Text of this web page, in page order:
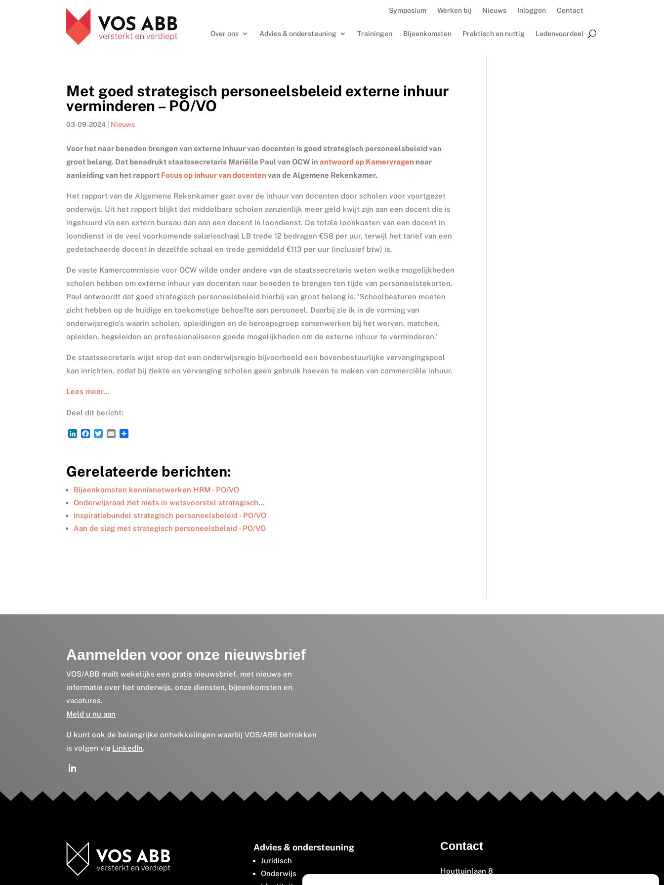
Symposium Werken bij Nieuws Inloggen Contact
Over ons Advies & ondersteuning Trainingen Bijeenkomsten Praktisch en nuttig Ledenvoordeel
Met goed strategisch personeelsbeleid externe inhuur
verminderen – PO/VO
03-09-2024 Nieuws
Voor het naar beneden brengen van externe inhuur van docenten is goed strategisch personeelsbeleid van
groot belang. Dat benadrukt staatssecretaris Mariëlle Paul van OCW inantwoord op Kamervragen naar
aanleiding van het rapport Focus op inhuur van docenten van de Algemene Rekenkamer.
Het rapport van de Algemene Rekenkamer gaat over de inhuur van docenten door scholen voor voortgezet
onderwijs. Uit het rapport blijkt dat middelbare scholen aanzienlijk meer geld kwijt zijn aan een docent die is
ingehuurd via een extern bureau dan aan een docent in loondienst. De totale loonkosten van een docent in
loondienst in de veel voorkomende salarisschaal LB trede 12 bedragen €58 per uur, terwijl het tarief van een
gedetacheerde docent in dezelfde schaal en trede gemiddeld €113 per uur (inclusief btw) is.
De vaste Kamercommissie voor OCW wilde onder andere van de staatssecretaris weten welke mogelijkheden
scholen hebben om externe inhuur van docenten naar beneden te brengen ten tijde van personeelstekorten.
Paul antwoordt dat goed strategisch personeelsbeleid hierbij van groot belang is. ‘Schoolbesturen moeten
zicht hebben op de huidige en toekomstige behoefte aan personeel. Daarbij zie ik in de vorming van
onderwijsregio’s waarin scholen, opleidingen en de beroepsgroep samenwerken bij het werven, matchen,
opleiden, begeleiden en professionaliseren goede mogelijkheden om de externe inhuur te verminderen.’
De staatssecretaris wijst erop dat een onderwijsregio bijvoorbeeld een bovenbestuurlijke vervangingspool
kan inrichten, zodat bij ziekte en vervanging scholen geen gebruik hoeven te maken van commerciële inhuur.
Lees meer…
Deel dit bericht:
L
e
d
I
n
F
b
o
o
k
T
t
e
r
E
l
n
Gerelateerde berichten:
Bijeenkomsten kennisnetwerken HRM - PO/VO
Onderwijsraad ziet niets in wetsvoorstel strategisch…
Inspiratiebundel strategisch personeelsbeleid - PO/VO
Aan de slag met strategisch personeelsbeleid - PO/VO
Aanmelden voor onze nieuwsbrief
VOS/ABB mailt wekelijks een gratis nieuwsbrief, met nieuws en
informatie over het onderwijs, onze diensten, bijeenkomsten en
vacatures.
Meld u nu aan
U kunt ook de belangrijke ontwikkelingen waarbij VOS/ABB betrokken
is volgen via LinkedIn.
Advies & ondersteuning
Juridisch
Onderwijs
Contact
Houttuinlaan 8